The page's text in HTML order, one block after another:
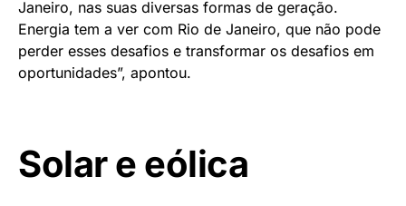
Janeiro, nas suas diversas formas de geração.
Energia tem a ver com Rio de Janeiro, que não pode
perder esses desafios e transformar os desafios em
oportunidades”, apontou.
Solar e eólica